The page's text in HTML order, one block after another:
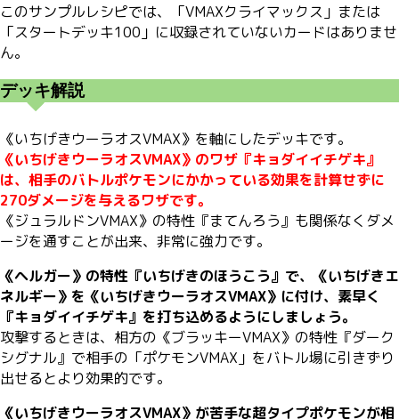
このサンプルレシピでは、「VMAXクライマックス」または
「スタートデッキ100」に収録されていないカードはありませ
ん。
デッキ解説
《いちげきウーラオスVMAX》を軸にしたデッキです。
《いちげきウーラオスVMAX》のワザ『キョダイイチゲキ』
は、相手のバトルポケモンにかかっている効果を計算せずに
270ダメージを与えるワザです。
《ジュラルドンVMAX》の特性『まてんろう』も関係なくダメ
ージを通すことが出来、非常に強力です。
《ヘルガー》の特性『いちげきのほうこう』で、《いちげきエ
ネルギー》を《いちげきウーラオスVMAX》に付け、素早く
『キョダイイチゲキ』を打ち込めるようにしましょう。
攻撃するときは、相方の《ブラッキーVMAX》の特性『ダーク
シグナル』で相手の「ポケモンVMAX」をバトル場に引きずり
出せるとより効果的です。
《いちげきウーラオスVMAX》が苦手な超タイプポケモンが相